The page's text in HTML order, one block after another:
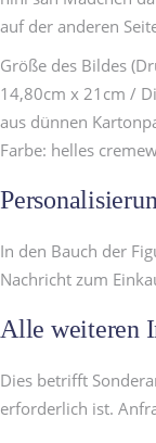
auf der anderen
Größe des Bildes
14,80cm x 21cm /
aus dünnen
Farbe: helles
In den Bauch der
Nachricht zum
Alle weiteren
Dies betrifft
erforderlich ist.